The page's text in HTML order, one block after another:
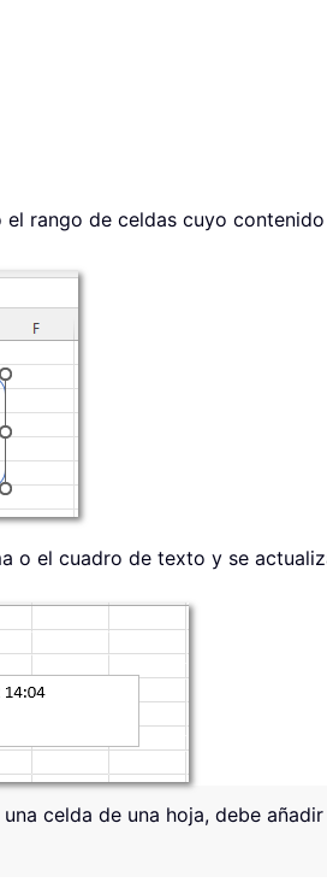
rango de celdas cuyo
o el cuadro de texto y se
celda de una hoja, debe